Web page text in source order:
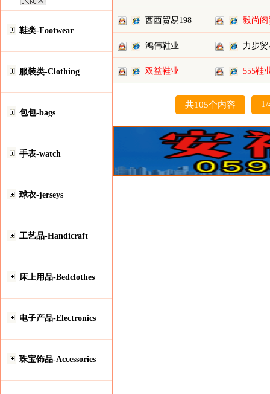
鞋类-Footwear
服装类-Clothing
包包-bags
手表-watch
球衣-jerseys
工艺品-Handicraft
床上用品-Bedclothes
电子产品-Electronics
珠宝饰品-Accessories
西西贸易198 毅尚阁
鸿伟鞋业 力步贸
双益鞋业 555鞋
共105个内容 1/